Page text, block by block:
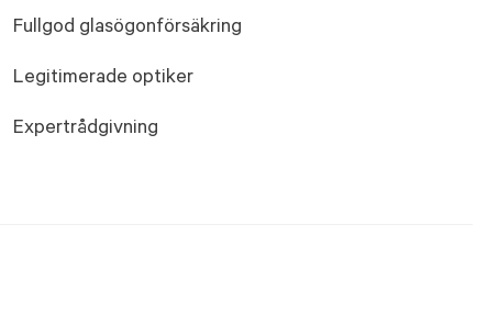
Fullgod glasögonförsäkring
Legitimerade optiker
Expertrådgivning